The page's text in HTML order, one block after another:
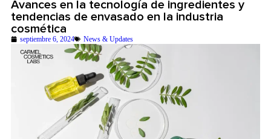
Avances en la tecnología de ingredientes y
tendencias de envasado en la industria
cosmética
septiembre 6, 2024 News & Updates